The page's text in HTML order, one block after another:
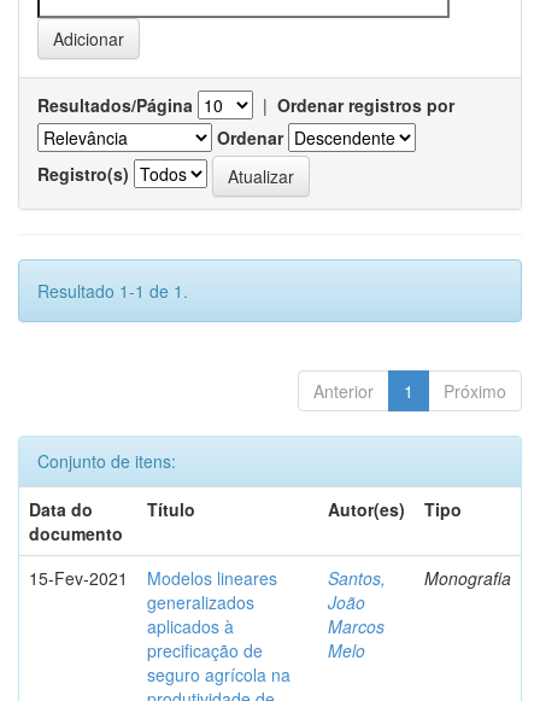
Resultados/Página | Ordenar registros por
Ordenar
Registro(s)
Resultado 1-1 de 1.
Anterior 1 Próximo
Conjunto de itens:
Data do
documento
Título Autor(es) Tipo
15-Fev-2021
Modelos lineares
generalizados
aplicados à
precificação de
seguro agrícola na
Santos,
João
Marcos
Melo
Monografia